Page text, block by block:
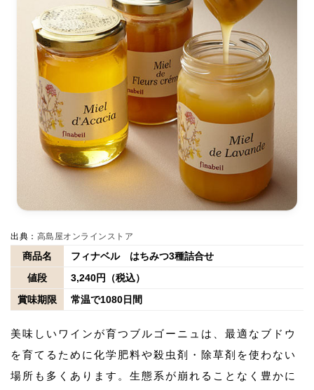
出典： 高島屋オンラインストア
商品名
フィナベル はちみつ3種詰合せ
値段
3,240円（税込）
賞味期限
常温で1080日間
美味しいワインが育つブルゴーニュは、最適なブドウ
を育てるために化学肥料や殺虫剤・除草剤を使わない
場所も多くあります。生態系が崩れることなく豊かに